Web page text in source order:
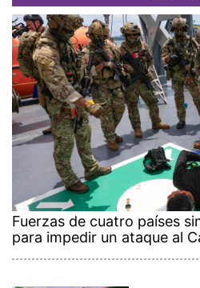
Fuerzas de cuatro países
para impedir un ataque al